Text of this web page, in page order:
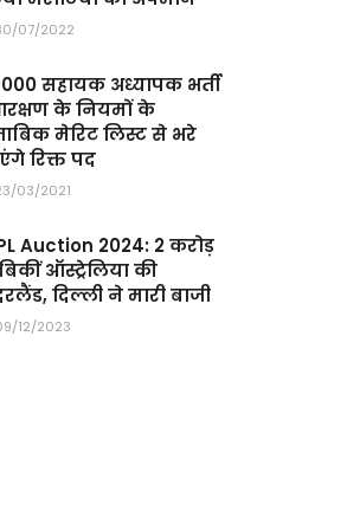
07/2022
सहायक अध्यापक भर्ती
के नियमों के
मेरिट लिस्ट से भरे
रिक्त पद
03/2021
Auction 2024: 2 करोड़
ऑस्ट्रेलिया की
दिल्ली ने मारी बाजी
12/2023